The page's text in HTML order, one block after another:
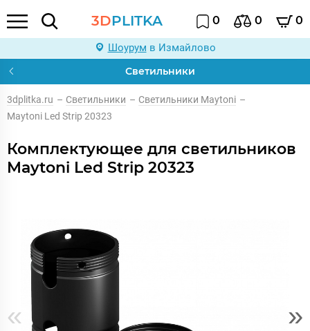
3DPLITKA 0 0 0
Шоурум в Измайлово
Светильники
3dplitka.ru – Светильники – Светильники Maytoni –
Maytoni Led Strip 20323
Комплектующее для светильников
Maytoni Led Strip 20323
« »